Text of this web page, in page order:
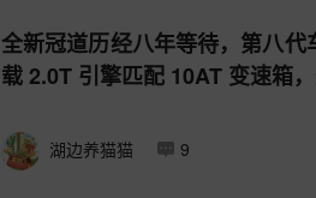
全新冠道历经八年等待，第八
载 2.0T 引擎匹配 10AT 变速箱
湖边养猫猫 9